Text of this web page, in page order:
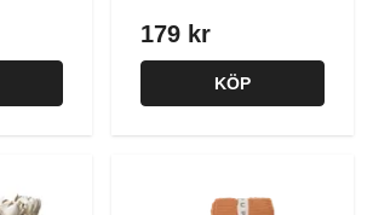
179 kr
KÖP